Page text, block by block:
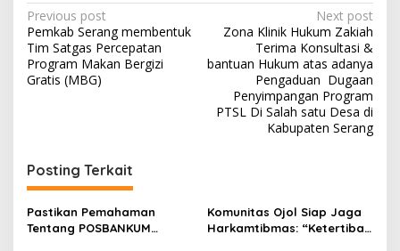
Post
navigation
Previous post
Pemkab Serang membentuk
Tim Satgas Percepatan
Program Makan Bergizi
Gratis (MBG)
Next post
Zona Klinik Hukum Zakiah
Terima Konsultasi &
bantuan Hukum atas adanya
Pengaduan Dugaan
Penyimpangan Program
PTSL Di Salah satu Desa di
Kabupaten Serang
Posting Terkait
Pastikan Pemahaman
Tentang POSBANKUM
Komunitas Ojol Siap Jaga
Harkamtibmas: “Ketertiban